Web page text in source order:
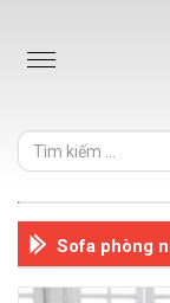
Sofa phòng